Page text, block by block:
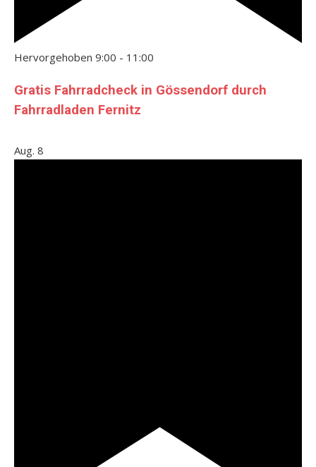
Hervorgehoben 9:00 - 11:00
Gratis Fahrradcheck in Gössendorf durch
Fahrradladen Fernitz
Aug. 8